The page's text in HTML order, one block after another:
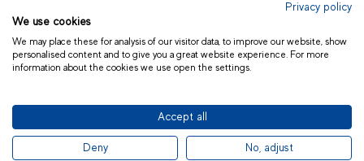
COLOMBIA
© 2019 Fras-le | Photos: Júlio Soares, Magrão Scalco, João Lazzarotto, Panda Branding
and photo collection of Randon Companies
Privacy policy
We use cookies
We may place these for analysis of our visitor data, to improve our website, show
personalised content and to give you a great website experience. For more
information about the cookies we use open the settings.
Accept all
Deny No, adjust